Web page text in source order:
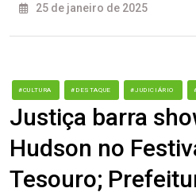
25 de janeiro de 2025
#CULTURA #DESTAQUE #JUDICIÁRIO
Justiça barra
Hudson no
Tesouro;